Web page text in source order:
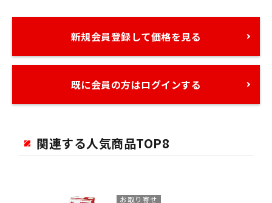
新規会員登録して価格を見る
既に会員の方はログインする
関連する人気商品TOP8
お取り寄せ